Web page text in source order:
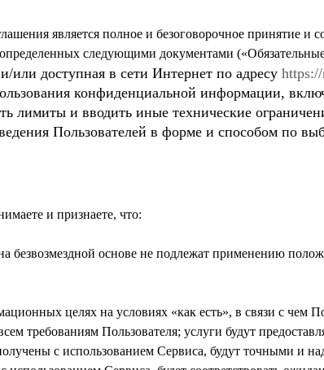
является полное и безоговорочное принятие и
доступная в сети Интернет по адресу
конфиденциальной информации,
лимиты и вводить иные технические
Пользователей в форме и способом по
основе не подлежат применению
целях на условиях «как есть», в связи с чем
требованиям Пользователя; услуги будут
с использованием Сервиса, будут точными и